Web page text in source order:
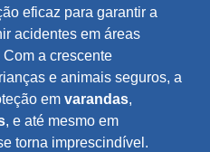
eficaz para garantir a
acidentes em áreas
a crescente
e animais seguros, a
em varandas,
, e até mesmo em
torna imprescindível.